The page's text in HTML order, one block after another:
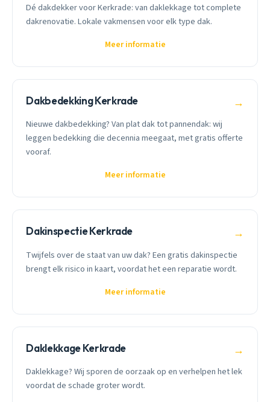
Dé dakdekker voor Kerkrade: van daklekkage tot complete
dakrenovatie. Lokale vakmensen voor elk type dak.
Meer informatie
Dakbedekking Kerkrade →
Nieuwe dakbedekking? Van plat dak tot pannendak: wij
leggen bedekking die decennia meegaat, met gratis offerte
vooraf.
Meer informatie
Dakinspectie Kerkrade →
Twijfels over de staat van uw dak? Een gratis dakinspectie
brengt elk risico in kaart, voordat het een reparatie wordt.
Meer informatie
Daklekkage Kerkrade →
Daklekkage? Wij sporen de oorzaak op en verhelpen het lek
voordat de schade groter wordt.